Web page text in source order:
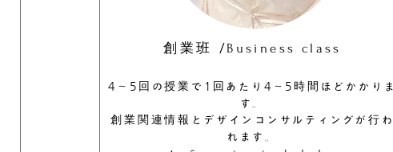
創業班 /Business class
4～5回の授業で1回あたり4～5時間ほどかかりま
す。
​創業関連情報とデザインコンサルティングが行わ
れます。